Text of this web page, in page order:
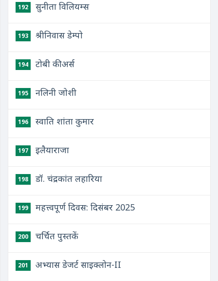
192 सुनीता विलियम्स
193 श्रीनिवास डेम्पो
194 टोबी कीअर्स
195 नलिनी जोशी
196 स्वाति शांता कुमार
197 इलैयाराजा
198 डॉ. चंद्रकांत लहारिया
199 महत्त्वपूर्ण दिवस: दिसंबर 2025
200 चर्चित पुस्तकें
201 अभ्यास डेजर्ट साइक्लोन-II